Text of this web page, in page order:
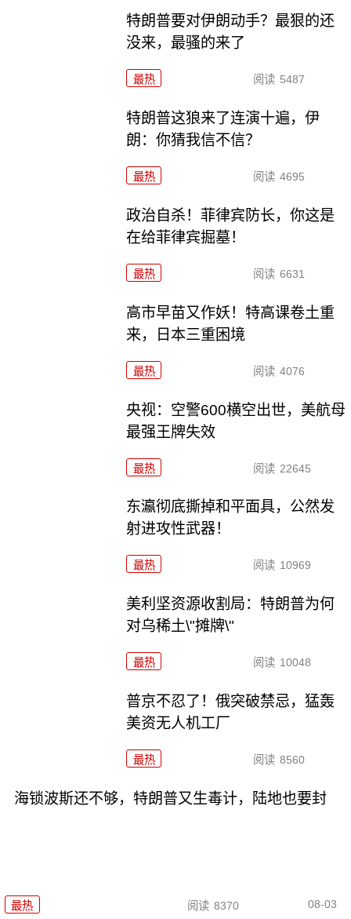
特朗普要对伊朗动手？最狠的还
没来，最骚的来了
最热 阅读 5487
特朗普这狼来了连演十遍，伊
朗：你猜我信不信？
最热 阅读 4695
政治自杀！菲律宾防长，你这是
在给菲律宾掘墓！
最热 阅读 6631
高市早苗又作妖！特高课卷土重
来，日本三重困境
最热 阅读 4076
央视：空警600横空出世，美航母
最强王牌失效
最热 阅读 22645
东瀛彻底撕掉和平面具，公然发
射进攻性武器！
最热 阅读 10969
美利坚资源收割局：特朗普为何
对乌稀土\"摊牌\"
最热 阅读 10048
普京不忍了！俄突破禁忌，猛轰
美资无人机工厂
最热 阅读 8560
海锁波斯还不够，特朗普又生毒计，陆地也要封
最热 阅读 8370 08-03